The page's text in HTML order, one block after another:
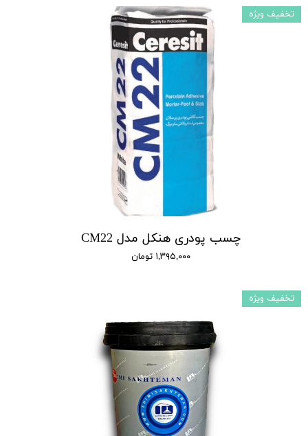
چسب پودری هنکل مدل CM22
۱,۳۹۵,۰۰۰ تومان
تخفیف ویژه
تخفیف ویژه